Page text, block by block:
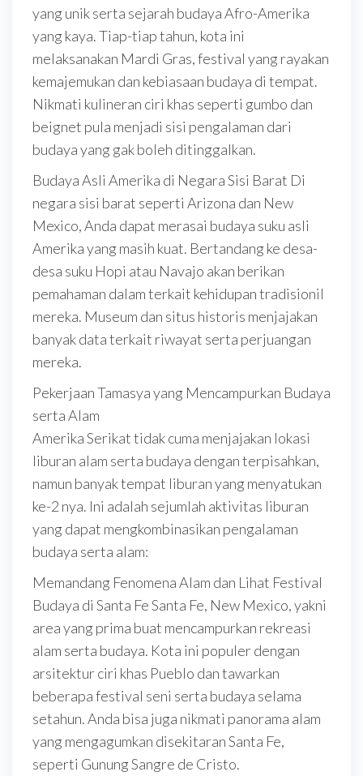
yang unik serta sejarah budaya Afro-Amerika
yang kaya. Tiap-tiap tahun, kota ini
melaksanakan Mardi Gras, festival yang rayakan
kemajemukan dan kebiasaan budaya di tempat.
Nikmati kulineran ciri khas seperti gumbo dan
beignet pula menjadi sisi pengalaman dari
budaya yang gak boleh ditinggalkan.
Budaya Asli Amerika di Negara Sisi Barat Di
negara sisi barat seperti Arizona dan New
Mexico, Anda dapat merasai budaya suku asli
Amerika yang masih kuat. Bertandang ke desa-
desa suku Hopi atau Navajo akan berikan
pemahaman dalam terkait kehidupan tradisionil
mereka. Museum dan situs historis menjajakan
banyak data terkait riwayat serta perjuangan
mereka.
Pekerjaan Tamasya yang Mencampurkan Budaya
serta Alam
Amerika Serikat tidak cuma menjajakan lokasi
liburan alam serta budaya dengan terpisahkan,
namun banyak tempat liburan yang menyatukan
ke-2 nya. Ini adalah sejumlah aktivitas liburan
yang dapat mengkombinasikan pengalaman
budaya serta alam:
Memandang Fenomena Alam dan Lihat Festival
Budaya di Santa Fe Santa Fe, New Mexico, yakni
area yang prima buat mencampurkan rekreasi
alam serta budaya. Kota ini populer dengan
arsitektur ciri khas Pueblo dan tawarkan
beberapa festival seni serta budaya selama
setahun. Anda bisa juga nikmati panorama alam
yang mengagumkan disekitaran Santa Fe,
seperti Gunung Sangre de Cristo.